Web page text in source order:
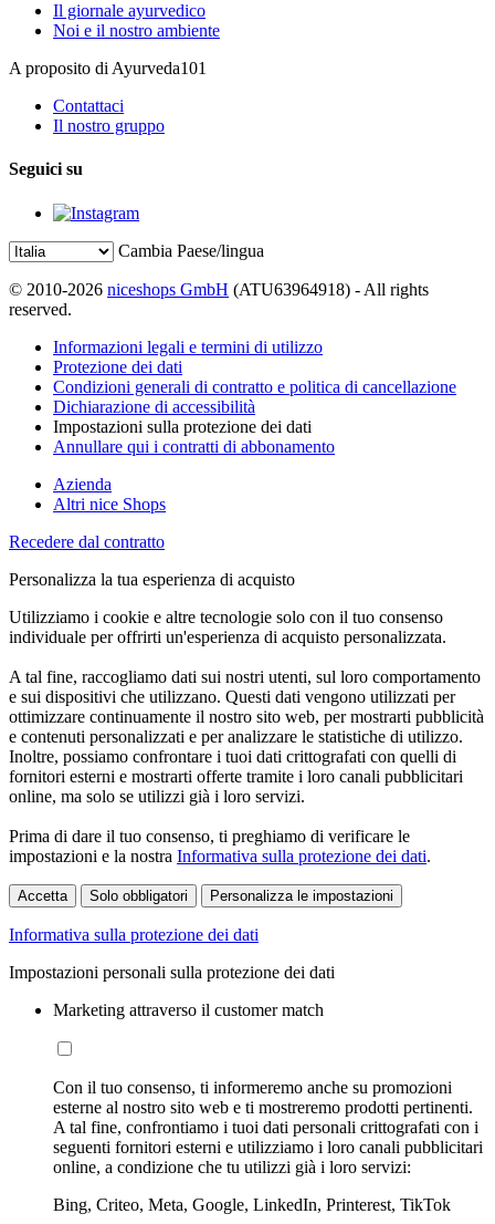
Il giornale ayurvedico
Noi e il nostro ambiente
A proposito di Ayurveda101
Contattaci
Il nostro gruppo
Seguici su
Cambia Paese/lingua
© 2010-2026 niceshops GmbH (ATU63964918) - All rights
reserved.
Informazioni legali e termini di utilizzo
Protezione dei dati
Condizioni generali di contratto e politica di cancellazione
Dichiarazione di accessibilità
Impostazioni sulla protezione dei dati
Annullare qui i contratti di abbonamento
Azienda
Altri nice Shops
Recedere dal contratto
Personalizza la tua esperienza di acquisto
Utilizziamo i cookie e altre tecnologie solo con il tuo consenso
individuale per offrirti un'esperienza di acquisto personalizzata.
A tal fine, raccogliamo dati sui nostri utenti, sul loro comportamento
e sui dispositivi che utilizzano. Questi dati vengono utilizzati per
ottimizzare continuamente il nostro sito web, per mostrarti pubblicità
e contenuti personalizzati e per analizzare le statistiche di utilizzo.
Inoltre, possiamo confrontare i tuoi dati crittografati con quelli di
fornitori esterni e mostrarti offerte tramite i loro canali pubblicitari
online, ma solo se utilizzi già i loro servizi.
Prima di dare il tuo consenso, ti preghiamo di verificare le
impostazioni e la nostra Informativa sulla protezione dei dati.
Accetta Solo obbligatori Personalizza le impostazioni
Informativa sulla protezione dei dati
Impostazioni personali sulla protezione dei dati
Marketing attraverso il customer match
Con il tuo consenso, ti informeremo anche su promozioni
esterne al nostro sito web e ti mostreremo prodotti pertinenti.
A tal fine, confrontiamo i tuoi dati personali crittografati con i
seguenti fornitori esterni e utilizziamo i loro canali pubblicitari
online, a condizione che tu utilizzi già i loro servizi:
Bing, Criteo, Meta, Google, LinkedIn, Printerest, TikTok